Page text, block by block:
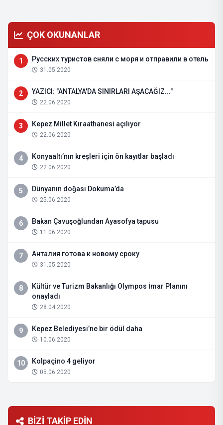
ÇOK OKUNANLAR
1 Русских туристов сняли с моря и отправили в отель
31.05.2020
2 YAZICI: "ANTALYA'DA SINIRLARI AŞACAĞIZ..."
22.06.2020
3 Kepez Millet Kıraathanesi açılıyor
22.06.2020
4 Konyaaltı’nın kreşleri için ön kayıtlar başladı
22.06.2020
5 Dünyanın doğası Dokuma’da
25.06.2020
6 Bakan Çavuşoğlundan Ayasofya tapusu
11.06.2020
7 Анталия готова к новому сроку
31.05.2020
8
Kültür ve Turizm Bakanlığı Olympos İmar Planını
onayladı
28.04.2020
9 Kepez Belediyesi’ne bir ödül daha
10.06.2020
10 Kolpaçino 4 geliyor
05.06.2020
BİZİ TAKİP EDİN